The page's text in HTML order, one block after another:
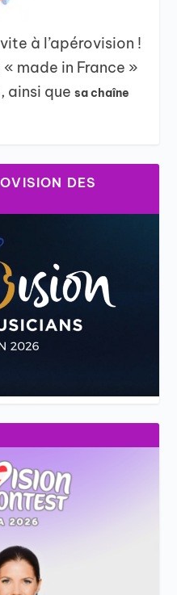
à l’apérovision !
made in France »
, ainsi quesa chaîne
DES